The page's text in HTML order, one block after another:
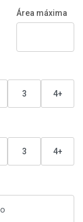
Área máxima
3 4+
3 4+